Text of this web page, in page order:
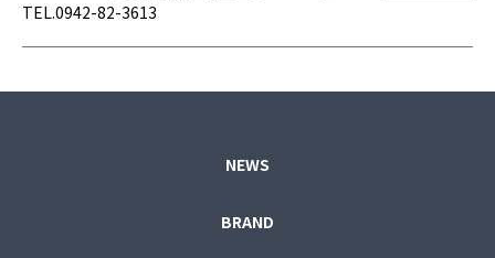
TEL.0942-82-3613
NEWS
BRAND